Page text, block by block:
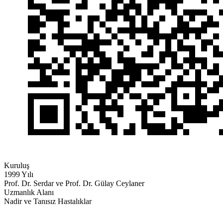
Kuruluş
1999 Yılı
Prof. Dr. Serdar ve Prof. Dr. Gülay Ceylaner
Uzmanlık Alanı
Nadir ve Tanısız Hastalıklar